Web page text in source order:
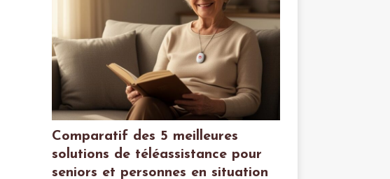
Comparatif des 5 meilleures
solutions de téléassistance pour
seniors et personnes en situation